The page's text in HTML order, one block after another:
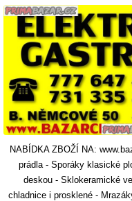
NABÍDKA ZBOŽÍ NA:
prádla - Sporáky klasické
deskou - Sklokeramické
chladnice i prosklené -